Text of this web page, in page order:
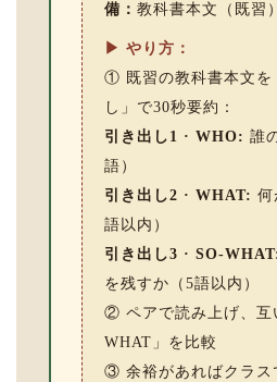
備： 教科書本文（既習）
▶ やり方：
① 既習の教科書本文を
し」で30秒要約：
引き出し1 · WHO: 誰
語）
引き出し2 · WHAT: 何
語以内）
引き出し3 · SO-
を残すか（5語以内）
② ペアで読み上げ、互
WHAT」を比較
③ 余裕があればクラス